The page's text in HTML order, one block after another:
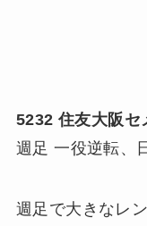
5232 住友大阪セ
週足 一役逆転、
週足で大きなレ